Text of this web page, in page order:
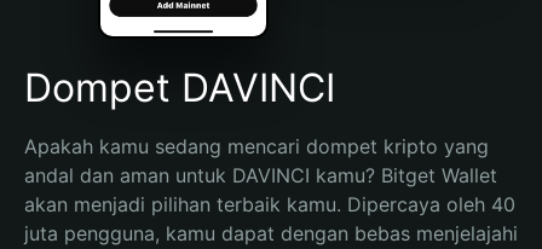
Español (Argentina)
Dompet DAVINCI
Apakah kamu sedang mencari dompet kripto yang
andal dan aman untuk DAVINCI kamu? Bitget Wallet
akan menjadi pilihan terbaik kamu. Dipercaya oleh 40
juta pengguna, kamu dapat dengan bebas menjelajahi